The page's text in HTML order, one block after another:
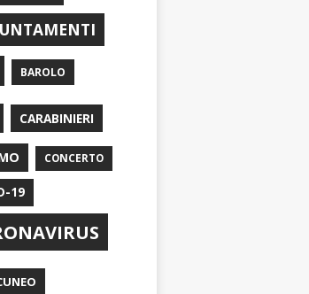
BAROLO
CARABINIERI
CONCERTO
19